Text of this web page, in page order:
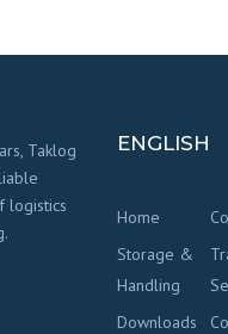
Taklog
logistics
ENGLISH
Home
Storage &
Handling
Downloads